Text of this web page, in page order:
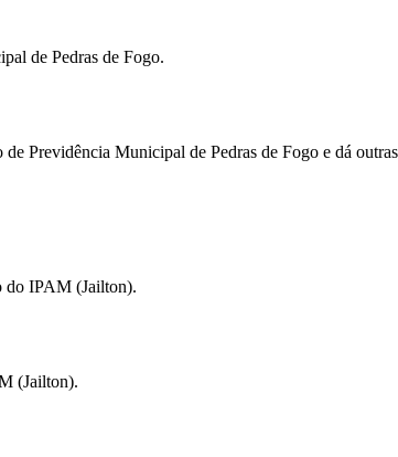
de Pedras de Fogo.
Previdência Municipal de Pedras de Fogo e dá
do IPAM (Jailton).
(Jailton).